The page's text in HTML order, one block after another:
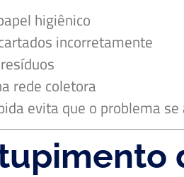
higiênico
incorretamente
rede coletora
evita que o problema